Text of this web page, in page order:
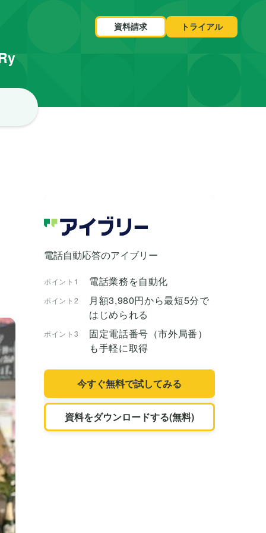
資料請求 トライアル
電話自動応答のアイブリー
ポイント1 電話業務を自動化
ポイント2
月額3,980円から最短5分で
はじめられる
ポイント3
固定電話番号（市外局番）
も手軽に取得
今すぐ無料で試してみる
資料をダウンロードする(無料)